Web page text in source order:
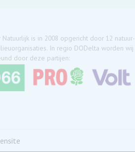
Natuurlijk is in 2008 opgericht door 12 natuur-
In regio DODelta worden wij
door deze partijen: